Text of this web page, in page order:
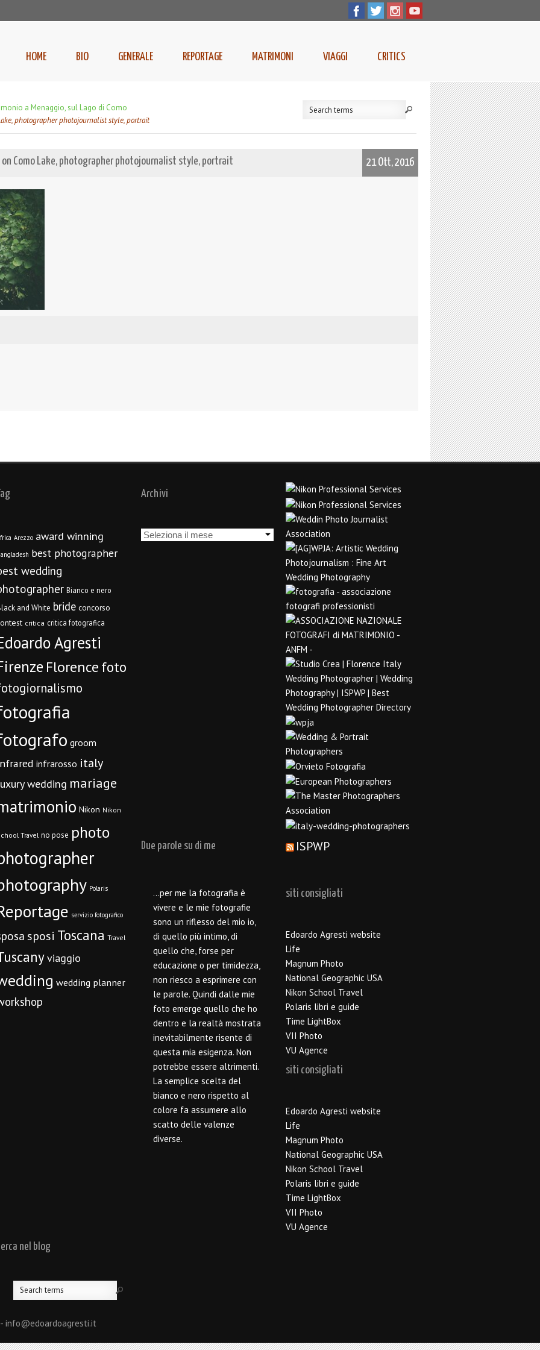
HOME BIO GENERALE REPORTAGE MATRIMONI VIAGGI CRITICS
a Menaggio, sul Lago di Como
photographer photojournalist style, portrait
Como Lake, photographer photojournalist style, portrait 21 Ott, 2016
Arezzo award winning
best photographer
wedding
Bianco e nero
and White bride concorso
critica critica fotografica
Agresti
Florencefoto
groom
infrarosso italy
wedding mariage
Nikon Nikon
Travel no pose photo
Polaris
servizio fotografico
sposi Toscana Travel
viaggio
wedding planner
Archivi
Archivi
Due parole su di me
…per me la fotografia è
vivere e le mie fotografie
sono un riflesso del mio io,
di quello più intimo, di
quello che, forse per
educazione o per timidezza,
non riesco a esprimere con
le parole. Quindi dalle mie
foto emerge quello che ho
dentro e la realtà mostrata
inevitabilmente risente di
questa mia esigenza. Non
potrebbe essere altrimenti.
La semplice scelta del
bianco e nero rispetto al
colore fa assumere allo
scatto delle valenze
diverse.
ISPWP
siti consigliati
Edoardo Agresti website
Life
Magnum Photo
National Geographic USA
Nikon School Travel
Polaris libri e guide
Time LightBox
VII Photo
VU Agence
siti consigliati
Edoardo Agresti website
Life
Magnum Photo
National Geographic USA
Nikon School Travel
Polaris libri e guide
Time LightBox
VII Photo
VU Agence
nel blog
info@edoardoagresti.it